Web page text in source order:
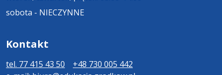
sobota - NIECZYNNE
Kontakt
tel. 77 415 43 50
+48 730 005 442